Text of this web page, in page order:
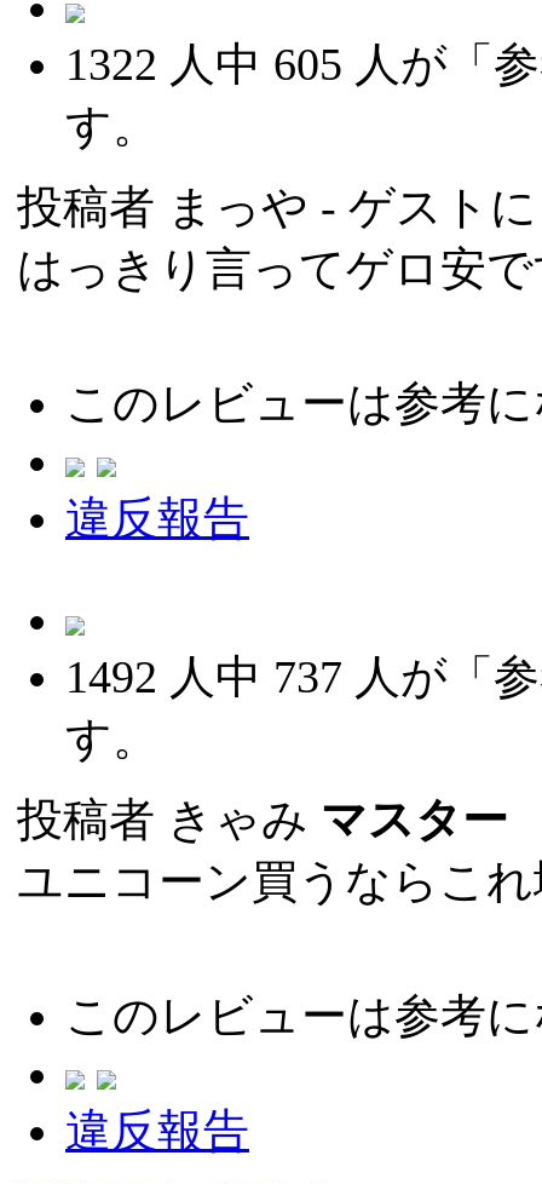
1322 人中 605 人が「
す。
投稿者 まっや - ゲスト
はっきり言ってゲロ安
このレビューは参考
違反報告
1492 人中 737 人が「
す。
投稿者 きゃみ マスター
ユニコーン買うならこ
このレビューは参考
違反報告